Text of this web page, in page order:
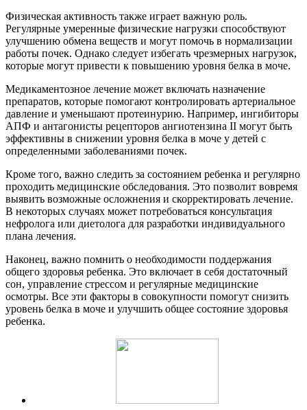
Физическая активность также играет важную роль.
Регулярные умеренные физические нагрузки способствуют
улучшению обмена веществ и могут помочь в нормализации
работы почек. Однако следует избегать чрезмерных нагрузок,
которые могут привести к повышению уровня белка в моче.
Медикаментозное лечение может включать назначение
препаратов, которые помогают контролировать артериальное
давление и уменьшают протеинурию. Например, ингибиторы
АПФ и антагонисты рецепторов ангиотензина II могут быть
эффективны в снижении уровня белка в моче у детей с
определенными заболеваниями почек.
Кроме того, важно следить за состоянием ребенка и регулярно
проходить медицинские обследования. Это позволит вовремя
выявить возможные осложнения и скорректировать лечение.
В некоторых случаях может потребоваться консультация
нефролога или диетолога для разработки индивидуального
плана лечения.
Наконец, важно помнить о необходимости поддержания
общего здоровья ребенка. Это включает в себя достаточный
сон, управление стрессом и регулярные медицинские
осмотры. Все эти факторы в совокупности помогут снизить
уровень белка в моче и улучшить общее состояние здоровья
ребенка.